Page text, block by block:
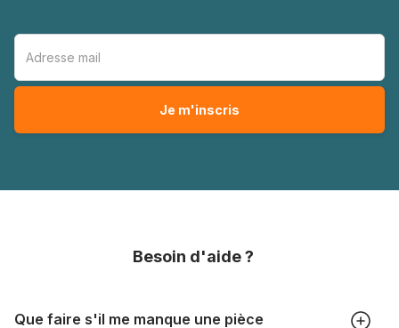
Besoin d'aide ?
Que faire s'il me manque une pièce